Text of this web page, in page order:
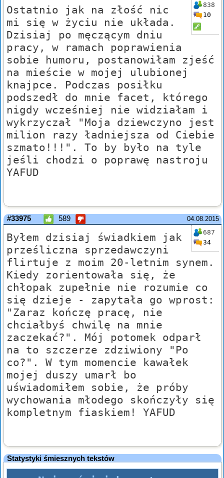
838
10
Ostatnio jak na złość nic
mi się w życiu nie układa.
Dzisiaj po męczącym dniu
pracy, w ramach poprawienia
sobie humoru, postanowiłam zjeść
na mieście w mojej ulubionej
knajpce. Podczas posiłku
podszedł do mnie facet, którego
nigdy wcześniej nie widziałam i
wykrzyczał "Moja dziewczyno jest
milion razy ładniejsza od Ciebie
szmato!!!". To by było na tyle
jeśli chodzi o poprawę nastroju
YAFUD
04.08.2015
#33975 589
687
34
Byłem dzisiaj świadkiem jak
prześliczna sprzedawczyni
flirtuje z moim 20-letnim synem.
Kiedy zorientowała się, że
chłopak zupełnie nie rozumie co
się dzieje - zapytała go wprost:
"Zaraz kończę pracę, nie
chciałbyś chwilę na mnie
zaczekać?". Mój potomek odparł
na to szczerze zdziwiony "Po
co?". W tym momencie kawałek
mojej duszy umarł bo
uświadomiłem sobie, że próby
wychowania młodego skończyły się
kompletnym fiaskiem! YAFUD
Statystyki śmiesznych tekstów